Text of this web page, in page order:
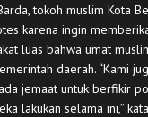
tokoh muslim Kota
karena ingin
luas bahwa umat
daerah. “Kami
jemaat untuk berfikir
lakukan selama ini,”